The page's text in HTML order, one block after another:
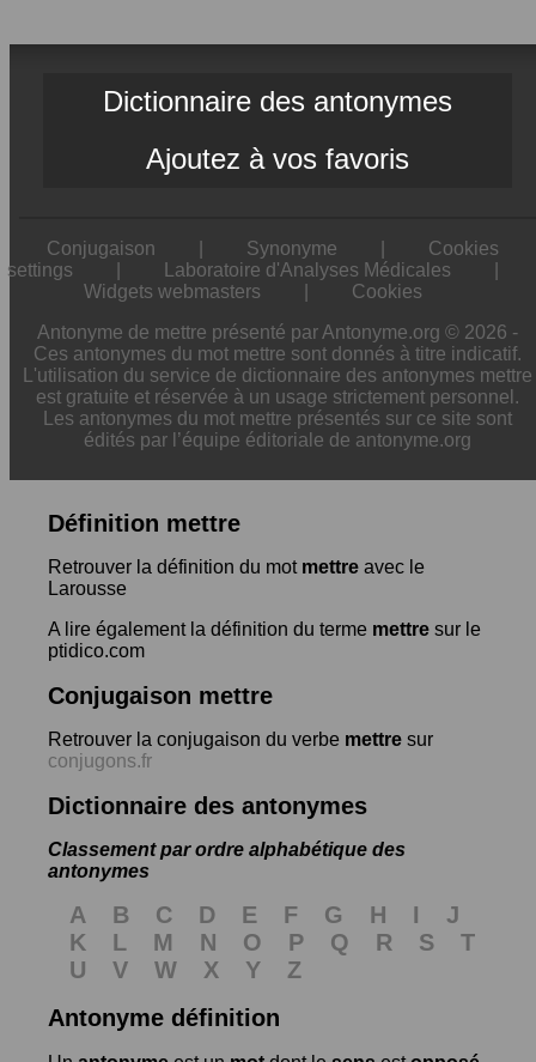
Dictionnaire des antonymes
Ajoutez à vos favoris
Conjugaison Synonyme
Cookies
settings
Laboratoire d'Analyses Médicales
Widgets webmasters
Cookies
Antonyme de mettre présenté par Antonyme.org © 2026 -
Ces antonymes du mot mettre sont donnés à titre indicatif.
L'utilisation du service de dictionnaire des antonymes mettre
est gratuite et réservée à un usage strictement personnel.
Les antonymes du mot mettre présentés sur ce site sont
édités par l’équipe éditoriale de antonyme.org
Définition mettre
Retrouver la définition du mot mettre avec le
Larousse
A lire également la définition du terme mettre sur le
ptidico.com
Conjugaison mettre
Retrouver la conjugaison du verbe mettre sur
conjugons.fr
Dictionnaire des antonymes
Classement par ordre alphabétique des
antonymes
A B C D E F G H I
J
K
L M N O P Q R S
T
U
V W X Y
Z
Antonyme définition